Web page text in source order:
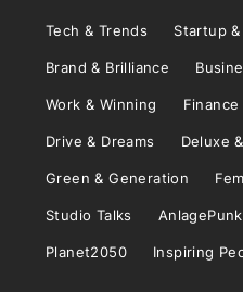
Tech & Trends Startup
Brand & Brilliance
Work & Winning
Drive & Dreams Deluxe
Green & Generation
Studio Talks AnlagePunk
Planet2050 Inspiring